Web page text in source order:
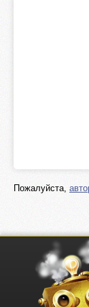
Пожалуйста,